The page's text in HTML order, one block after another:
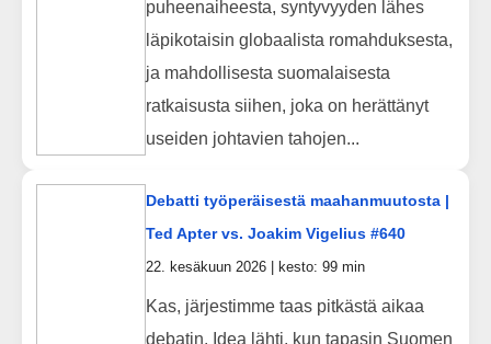
puheenaiheesta, syntyvyyden lähes
läpikotaisin globaalista romahduksesta,
ja mahdollisesta suomalaisesta
ratkaisusta siihen, joka on herättänyt
useiden johtavien tahojen...
Debatti työperäisestä maahanmuutosta |
Ted Apter vs. Joakim Vigelius #640
22. kesäkuun 2026 | kesto: 99 min
Kas, järjestimme taas pitkästä aikaa
debatin. Idea lähti, kun tapasin Suomen